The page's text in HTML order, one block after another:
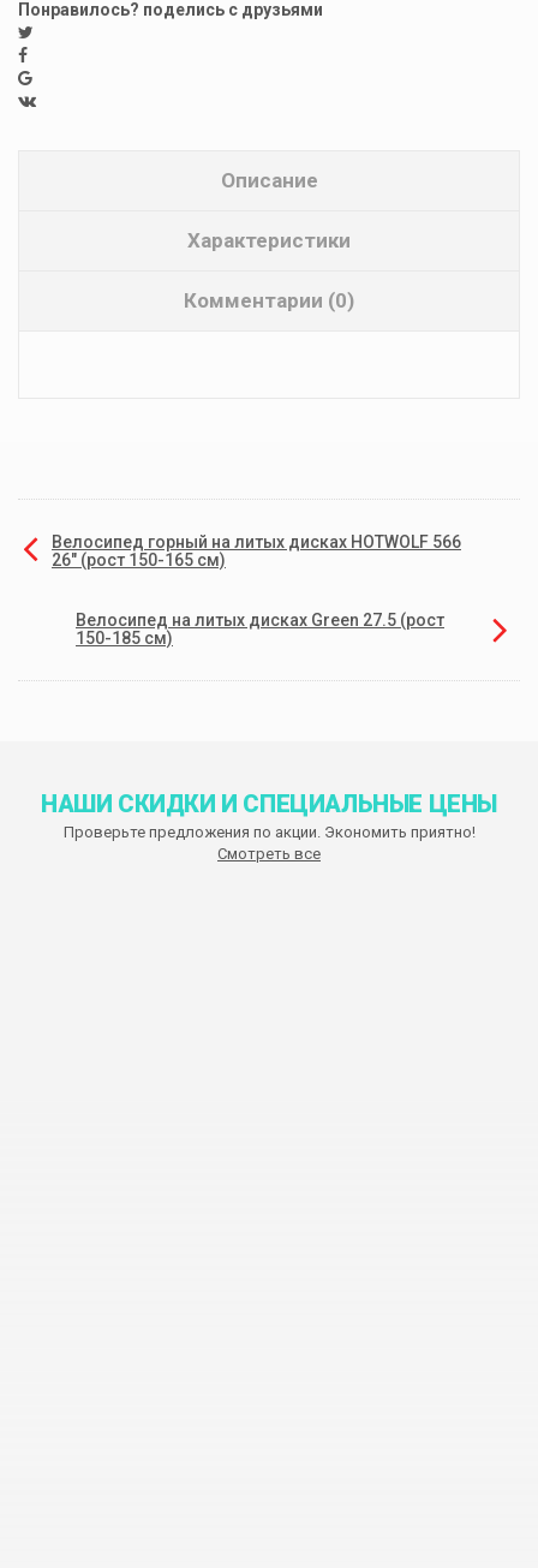
Понравилось? поделись с друзьями
Описание
Характеристики
Комментарии (0)
Велосипед горный на литых дисках HOTWOLF 566
26" (рост 150-165 см)
Велосипед на литых дисках Green 27.5 (рост
150-185 см)
НАШИ СКИДКИ И СПЕЦИАЛЬНЫЕ ЦЕНЫ
Проверьте предложения по акции. Экономить приятно!
Смотреть все